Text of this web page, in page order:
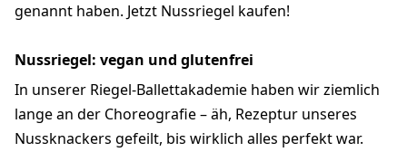
genannt haben. Jetzt Nussriegel kaufen!
Nussriegel: vegan und glutenfrei
In unserer Riegel-Ballettakademie haben wir ziemlich
lange an der Choreografie – äh, Rezeptur unseres
Nussknackers gefeilt, bis wirklich alles perfekt war.